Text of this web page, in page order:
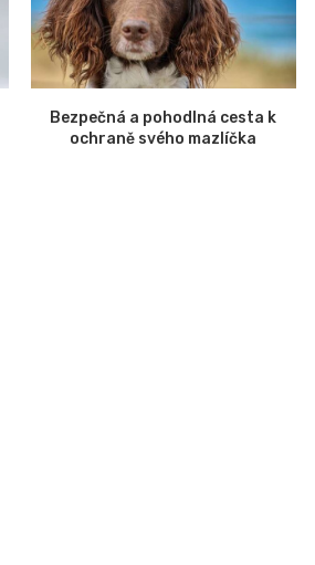
Bezpečná a pohodlná cesta k
ochraně svého mazlíčka